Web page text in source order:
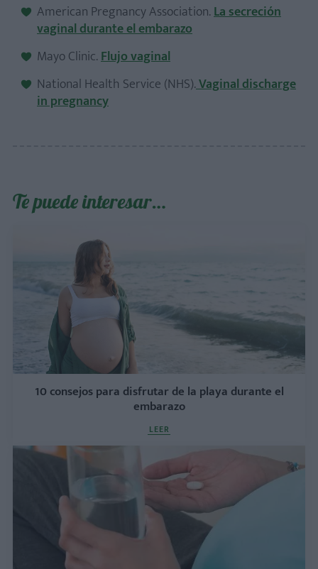
American Pregnancy Association.La secreción
vaginal durante el embarazo
Mayo Clinic.Flujo vaginal
National Health Service (NHS).Vaginal discharge
in pregnancy
Te puede interesar…
10 consejos para disfrutar de la playa durante el
embarazo
LEER